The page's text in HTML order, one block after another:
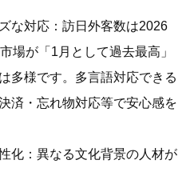
な対応：訪日外客数は2026
場が「1月として過去最高」
多様です。多言語対応できる
済・忘れ物対応等で安心感を
化：異なる文化背景の人材が